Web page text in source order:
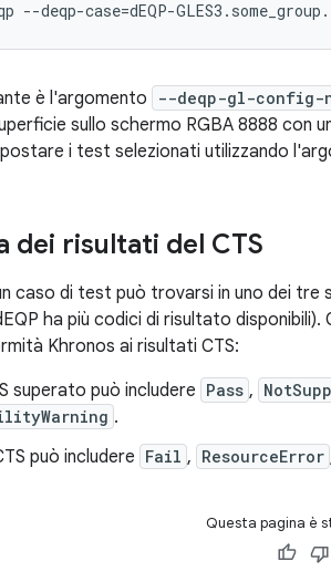
è l'argomento --deqp-gl-config-
sullo schermo RGBA 8888 con
i test selezionati utilizzando
dei risultati del CTS
caso di test può trovarsi in uno dei
ha più codici di risultato
Khronos ai risultati CTS:
superato può includere Pass ,
.
può includere Fail , ResourceError
Questa pagina è